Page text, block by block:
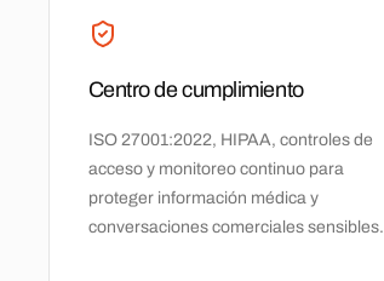
Centro de cumplimiento
ISO 27001:2022, HIPAA, controles de
acceso y monitoreo continuo para
proteger información médica y
conversaciones comerciales sensibles.